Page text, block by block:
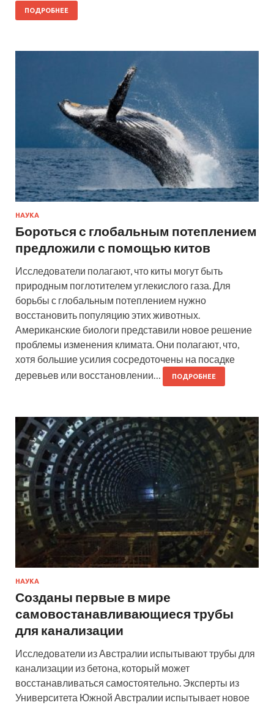
ПОДРОБНЕЕ
НАУКА
Бороться с глобальным потеплением
предложили с помощью китов
Исследователи полагают, что киты могут быть
природным поглотителем углекислого газа. Для
борьбы с глобальным потеплением нужно
восстановить популяцию этих животных.
Американские биологи представили новое решение
проблемы изменения климата. Они полагают, что,
хотя большие усилия сосредоточены на посадке
деревьев или восстановлении…
ПОДРОБНЕЕ
НАУКА
Созданы первые в мире
самовостанавливающиеся трубы
для канализации
Исследователи из Австралии испытывают трубы для
канализации из бетона, который может
восстанавливаться самостоятельно. Эксперты из
Университета Южной Австралии испытывает новое